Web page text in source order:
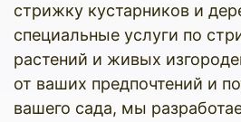
стрижку кустарников и
специальные услуги по
растений и живых
от ваших предпочтений и
вашего сада, мы